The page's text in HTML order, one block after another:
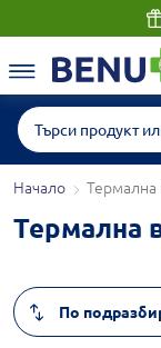
Начало Термална
Термална